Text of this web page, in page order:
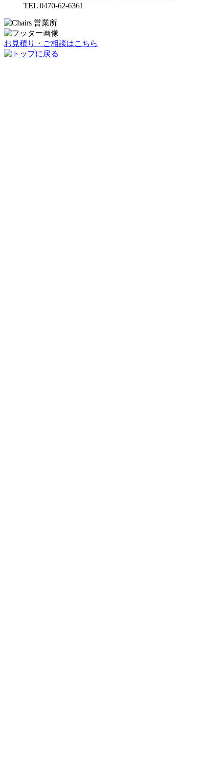
TEL 0470-62-6361
お見積り・ご相談はこちら